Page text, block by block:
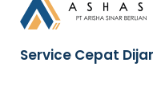
Service Cepat